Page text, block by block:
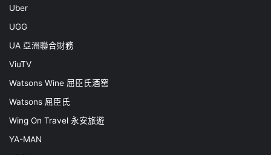
Uber
UGG
UA 亞洲聯合財務
ViuTV
Watsons Wine 屈臣氏酒窖
Watsons 屈臣氏
Wing On Travel 永安旅遊
YA-MAN